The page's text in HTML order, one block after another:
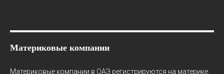
Материковые компании
Материковые компании в ОАЭ регистрируются на материке,